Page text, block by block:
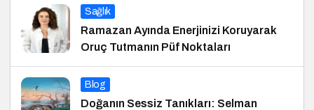
Sağlık
Ramazan Ayında Enerjinizi Koruyarak
Oruç Tutmanın Püf Noktaları
Blog
Doğanın Sessiz Tanıkları: Selman